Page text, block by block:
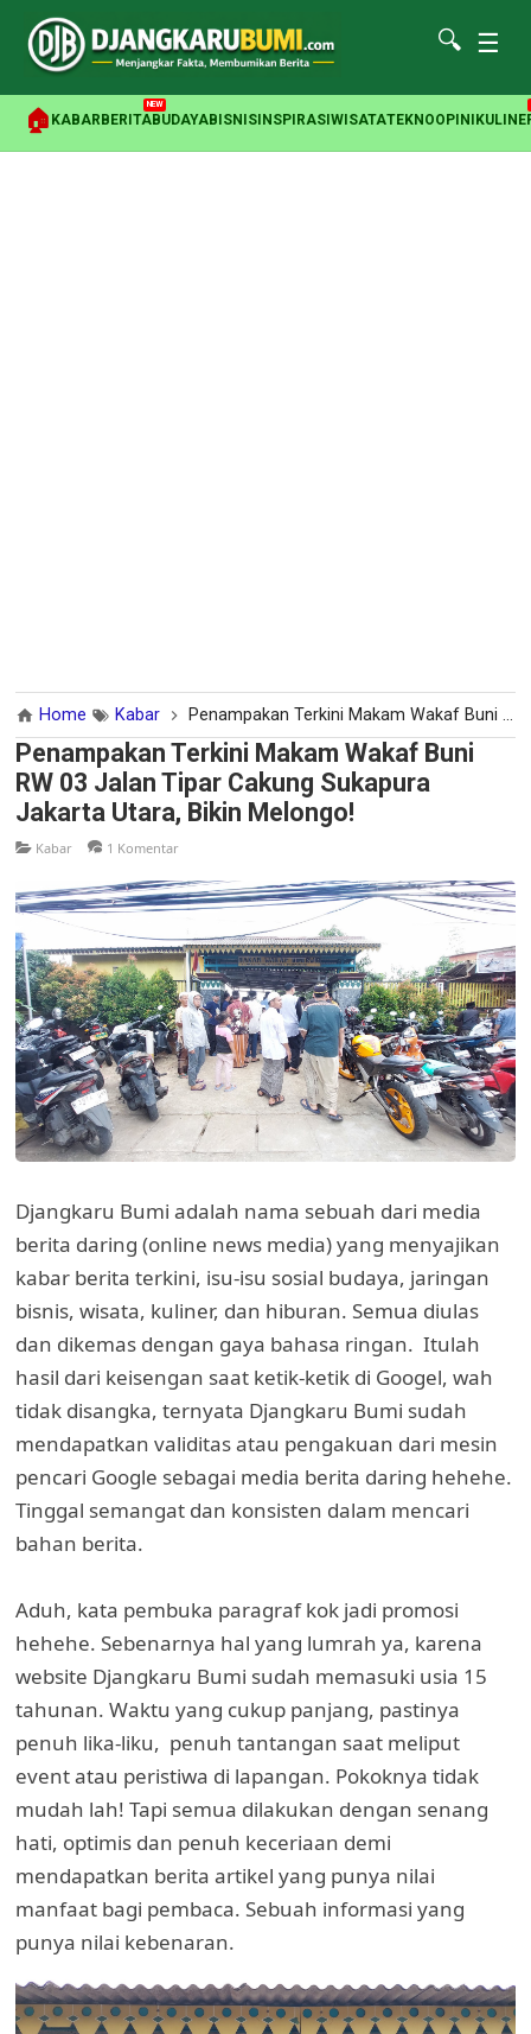
🔍 ☰
🏠 KABAR BERITA
NEW
BUDAYABISNIS INSPIRASI WISATATEKNOOPINI
Home Kabar Penampakan Terkini Makam Wakaf Buni RW 03 Jalan Tipar Cakung Sukapura Jakarta Utara, Bikin Melongo!
Penampakan Terkini Makam Wakaf Buni
RW 03 Jalan Tipar Cakung Sukapura
Jakarta Utara, Bikin Melongo!
Kabar 1 Komentar
Djangkaru Bumi adalah nama sebuah dari media
berita daring (online news media) yang menyajikan
kabar berita terkini, isu-isu sosial budaya, jaringan
bisnis, wisata, kuliner, dan hiburan. Semua diulas
dan dikemas dengan gaya bahasa ringan. Itulah
hasil dari keisengan saat ketik-ketik di Googel, wah
tidak disangka, ternyata Djangkaru Bumi sudah
mendapatkan validitas atau pengakuan dari mesin
pencari Google sebagai media berita daring hehehe.
Tinggal semangat dan konsisten dalam mencari
bahan berita.
Aduh, kata pembuka paragraf kok jadi promosi
hehehe. Sebenarnya hal yang lumrah ya, karena
website Djangkaru Bumi sudah memasuki usia 15
tahunan. Waktu yang cukup panjang, pastinya
penuh lika-liku, penuh tantangan saat meliput
event atau peristiwa di lapangan. Pokoknya tidak
mudah lah! Tapi semua dilakukan dengan senang
hati, optimis dan penuh keceriaan demi
mendapatkan berita artikel yang punya nilai
manfaat bagi pembaca. Sebuah informasi yang
punya nilai kebenaran.